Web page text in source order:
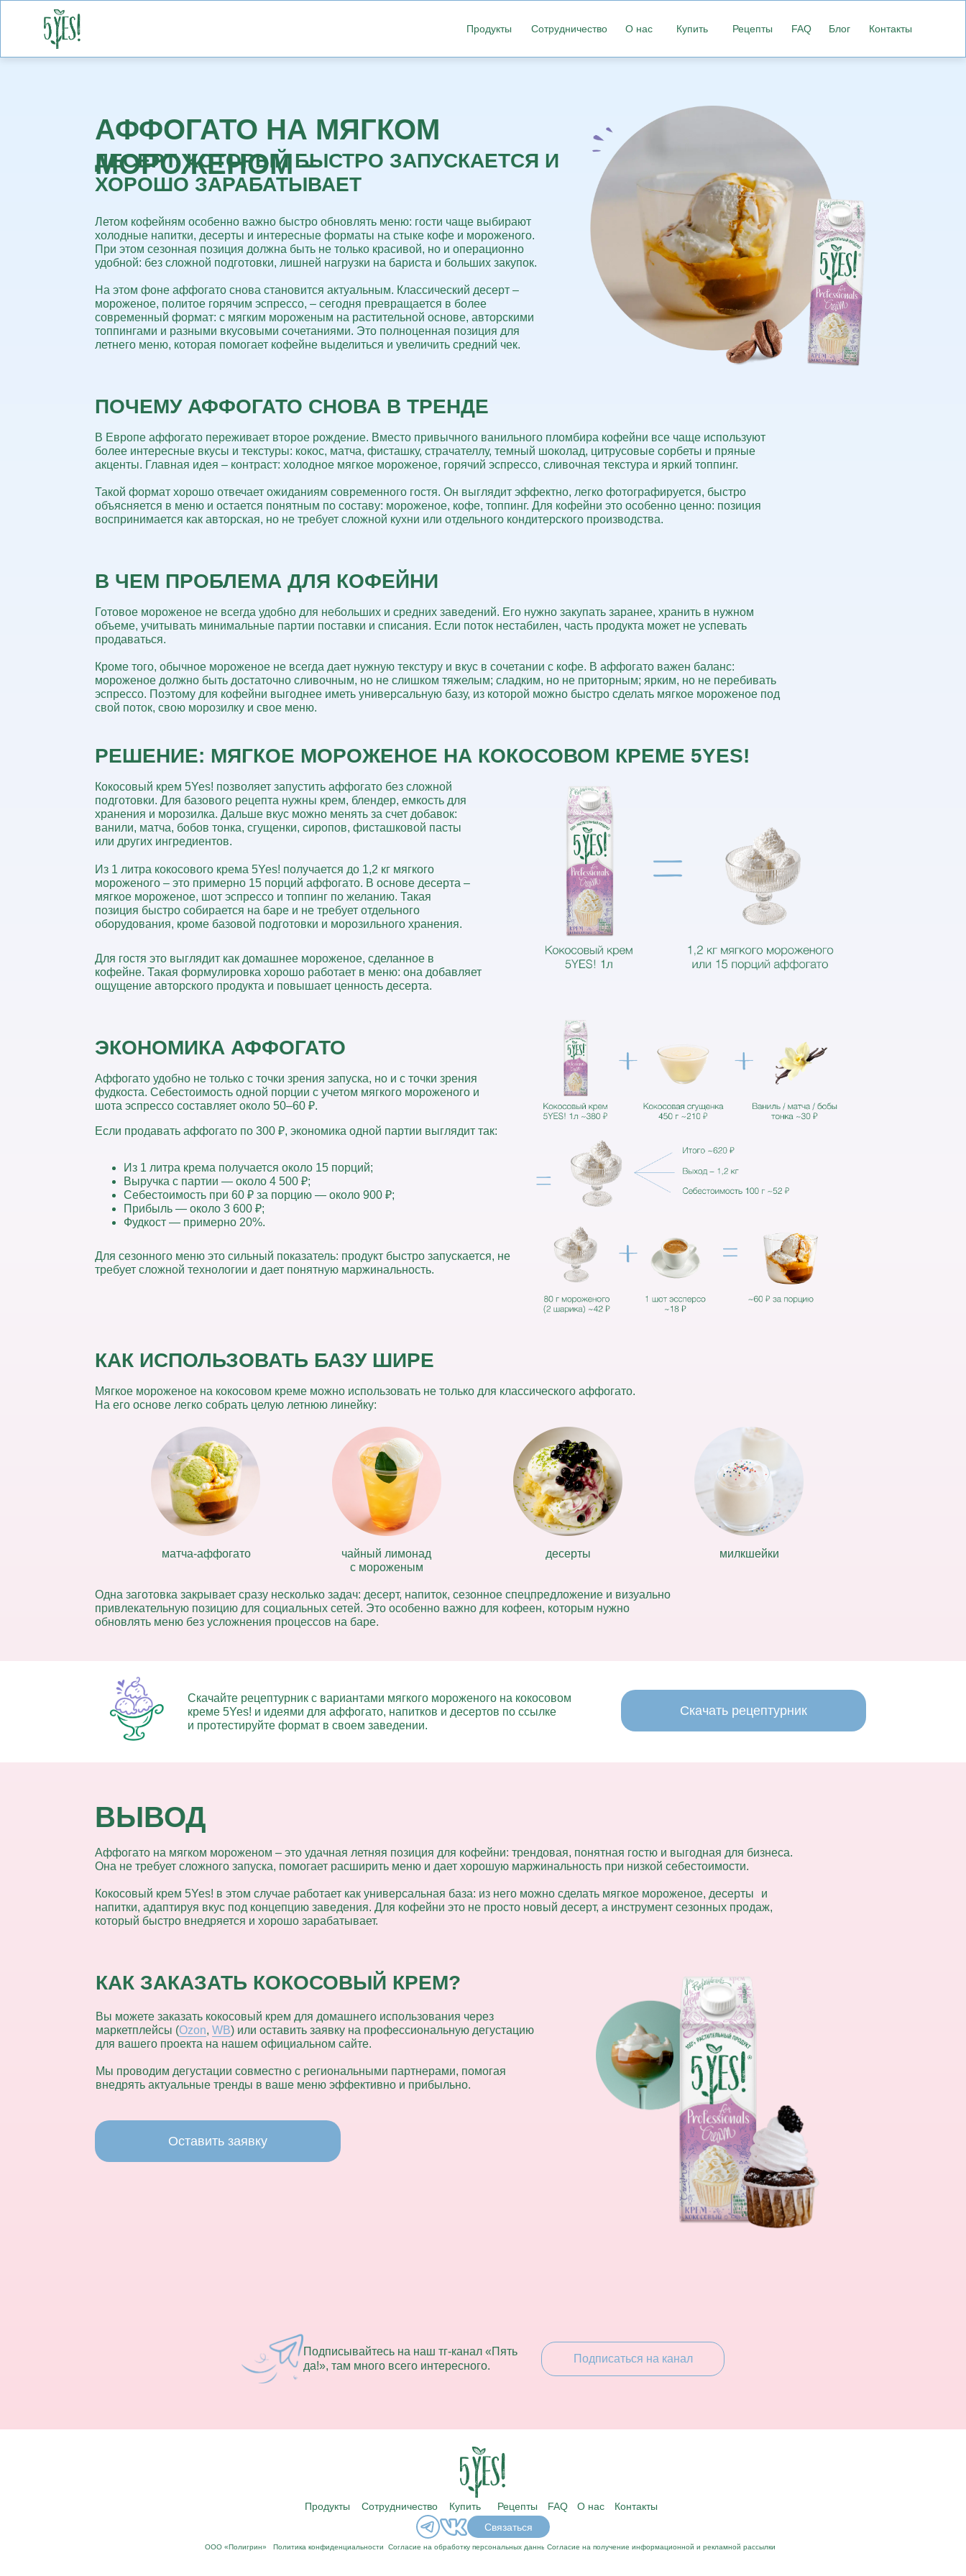
Продукты Сотрудничество О нас Купить Рецепты FAQ Блог Контакты
Летом кофейням особенно важно быстро обновлять меню: гости чаще выбирают
холодные напитки, десерты и интересные форматы на стыке кофе и мороженого.
При этом сезонная позиция должна быть не только красивой, но и операционно
удобной: без сложной подготовки, лишней нагрузки на бариста и больших закупок.
На этом фоне аффогато снова становится актуальным. Классический десерт –
мороженое, политое горячим эспрессо, – сегодня превращается в более
современный формат: с мягким мороженым на растительной основе, авторскими
топпингами и разными вкусовыми сочетаниями. Это полноценная позиция для
летнего меню, которая помогает кофейне выделиться и увеличить средний чек.
АФФОГАТО НА МЯГКОМ
МОРОЖЕНОМ –
ДЕСЕРТ, КОТОРЫЙ БЫСТРО ЗАПУСКАЕТСЯ И
ХОРОШО ЗАРАБАТЫВАЕТ
В Европе аффогато переживает второе рождение. Вместо привычного ванильного пломбира кофейни все чаще используют
более интересные вкусы и текстуры: кокос, матча, фисташку, страчателлу, темный шоколад, цитрусовые сорбеты и пряные
акценты. Главная идея – контраст: холодное мягкое мороженое, горячий эспрессо, сливочная текстура и яркий топпинг.
Такой формат хорошо отвечает ожиданиям современного гостя. Он выглядит эффектно, легко фотографируется, быстро
объясняется в меню и остается понятным по составу: мороженое, кофе, топпинг. Для кофейни это особенно ценно: позиция
воспринимается как авторская, но не требует сложной кухни или отдельного кондитерского производства.
Готовое мороженое не всегда удобно для небольших и средних заведений. Его нужно закупать заранее, хранить в нужном
объеме, учитывать минимальные партии поставки и списания. Если поток нестабилен, часть продукта может не успевать
продаваться.
Кроме того, обычное мороженое не всегда дает нужную текстуру и вкус в сочетании с кофе. В аффогато важен баланс:
мороженое должно быть достаточно сливочным, но не слишком тяжелым; сладким, но не приторным; ярким, но не перебивать
эспрессо. Поэтому для кофейни выгоднее иметь универсальную базу, из которой можно быстро сделать мягкое мороженое под
свой поток, свою морозилку и свое меню.
Кокосовый крем 5Yes! позволяет запустить аффогато без сложной
подготовки. Для базового рецепта нужны крем, блендер, емкость для
хранения и морозилка. Дальше вкус можно менять за счет добавок:
ванили, матча, бобов тонка, сгущенки, сиропов, фисташковой пасты
или других ингредиентов.
Аффогато удобно не только с точки зрения запуска, но и с точки зрения
фудкоста. Себестоимость одной порции с учетом мягкого мороженого и
шота эспрессо составляет около 50–60 ₽.
Мягкое мороженое на кокосовом креме можно использовать не только для классического аффогато.
На его основе легко собрать целую летнюю линейку:
Одна заготовка закрывает сразу несколько задач: десерт, напиток, сезонное спецпредложение и визуально
привлекательную позицию для социальных сетей. Это особенно важно для кофеен, которым нужно
обновлять меню без усложнения процессов на баре.
Для сезонного меню это сильный показатель: продукт быстро запускается, не
требует сложной технологии и дает понятную маржинальность.
Если продавать аффогато по 300 ₽, экономика одной партии выглядит так:
Из 1 литра крема получается около 15 порций;
Выручка с партии — около 4 500 ₽;
Себестоимость при 60 ₽ за порцию — около 900 ₽;
Прибыль — около 3 600 ₽;
Фудкост — примерно 20%.
Из 1 литра кокосового крема 5Yes! получается до 1,2 кг мягкого
мороженого – это примерно 15 порций аффогато. В основе десерта –
мягкое мороженое, шот эспрессо и топпинг по желанию. Такая
позиция быстро собирается на баре и не требует отдельного
оборудования, кроме базовой подготовки и морозильного хранения.
Для гостя это выглядит как домашнее мороженое, сделанное в
кофейне. Такая формулировка хорошо работает в меню: она добавляет
ощущение авторского продукта и повышает ценность десерта.
ПОЧЕМУ АФФОГАТО СНОВА В ТРЕНДЕ
В ЧЕМ ПРОБЛЕМА ДЛЯ КОФЕЙНИ
РЕШЕНИЕ: МЯГКОЕ МОРОЖЕНОЕ НА КОКОСОВОМ КРЕМЕ 5YES!
ЭКОНОМИКА АФФОГАТО
КАК ИСПОЛЬЗОВАТЬ БАЗУ ШИРЕ
матча-аффогато
чайный лимонад
с мороженым
десерты милкшейки
Скачайте рецептурник с вариантами мягкого мороженого на кокосовом
креме 5Yes! и идеями для аффогато, напитков и десертов по ссылке
и протестируйте формат в своем заведении.
Скачать рецептурник
Вы можете заказать кокосовый крем для домашнего использования через
маркетплейсы (Ozon, WB) или оставить заявку на профессиональную дегустацию
для вашего проекта на нашем официальном сайте.
Мы проводим дегустации совместно с региональными партнерами, помогая
внедрять актуальные тренды в ваше меню эффективно и прибыльно.
КАК ЗАКАЗАТЬ КОКОСОВЫЙ КРЕМ?
Оставить заявку
ВЫВОД
Аффогато на мягком мороженом – это удачная летняя позиция для кофейни: трендовая, понятная гостю и выгодная для бизнеса.
Она не требует сложного запуска, помогает расширить меню и дает хорошую маржинальность при низкой себестоимости.
Кокосовый крем 5Yes! в этом случае работает как универсальная база: из него можно сделать мягкое мороженое, десерты и
напитки, адаптируя вкус под концепцию заведения. Для кофейни это не просто новый десерт, а инструмент сезонных продаж,
который быстро внедряется и хорошо зарабатывает.
Подписывайтесь на наш тг-канал «Пять
да!», там много всего интересного.
Подписаться на канал
Продукты Сотрудничество Купить Рецепты FAQ О нас
Контакты
Связаться
ООО «Полигрин» Политика конфиденциальности Согласие на обработку персональных данныхСогласие на получение информационной и рекламной рассылки